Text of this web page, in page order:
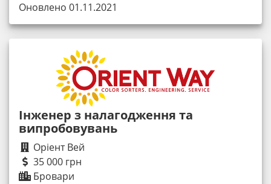
Оновлено 01.11.2021
Інженер з налагодження та
випробовувань
Оріент Вей
35 000 грн
Бровари